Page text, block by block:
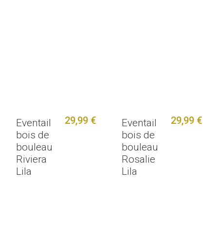
Eventail
bois de
bouleau
Riviera
Lila
29,99 €
Eventail
bois de
bouleau
Rosalie
Lila
29,99 €